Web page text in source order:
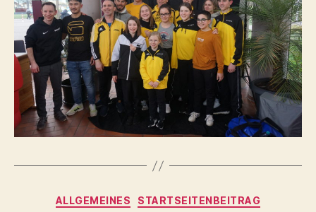
Kategorien
ALLGEMEINES STARTSEITENBEITRAG